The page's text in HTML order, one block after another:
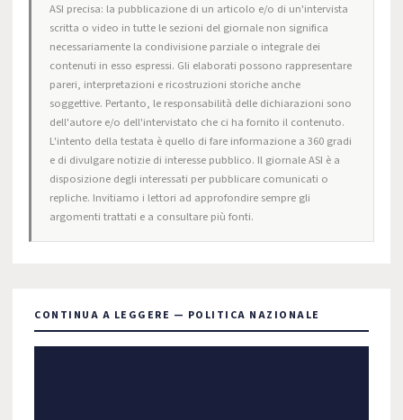
ASI precisa: la pubblicazione di un articolo e/o di un'intervista
scritta o video in tutte le sezioni del giornale non significa
necessariamente la condivisione parziale o integrale dei
contenuti in esso espressi. Gli elaborati possono rappresentare
pareri, interpretazioni e ricostruzioni storiche anche
soggettive. Pertanto, le responsabilità delle dichiarazioni sono
dell'autore e/o dell'intervistato che ci ha fornito il contenuto.
L'intento della testata è quello di fare informazione a 360 gradi
e di divulgare notizie di interesse pubblico. Il giornale ASI è a
disposizione degli interessati per pubblicare comunicati o
repliche. Invitiamo i lettori ad approfondire sempre gli
argomenti trattati e a consultare più fonti.
CONTINUA A LEGGERE — POLITICA NAZIONALE